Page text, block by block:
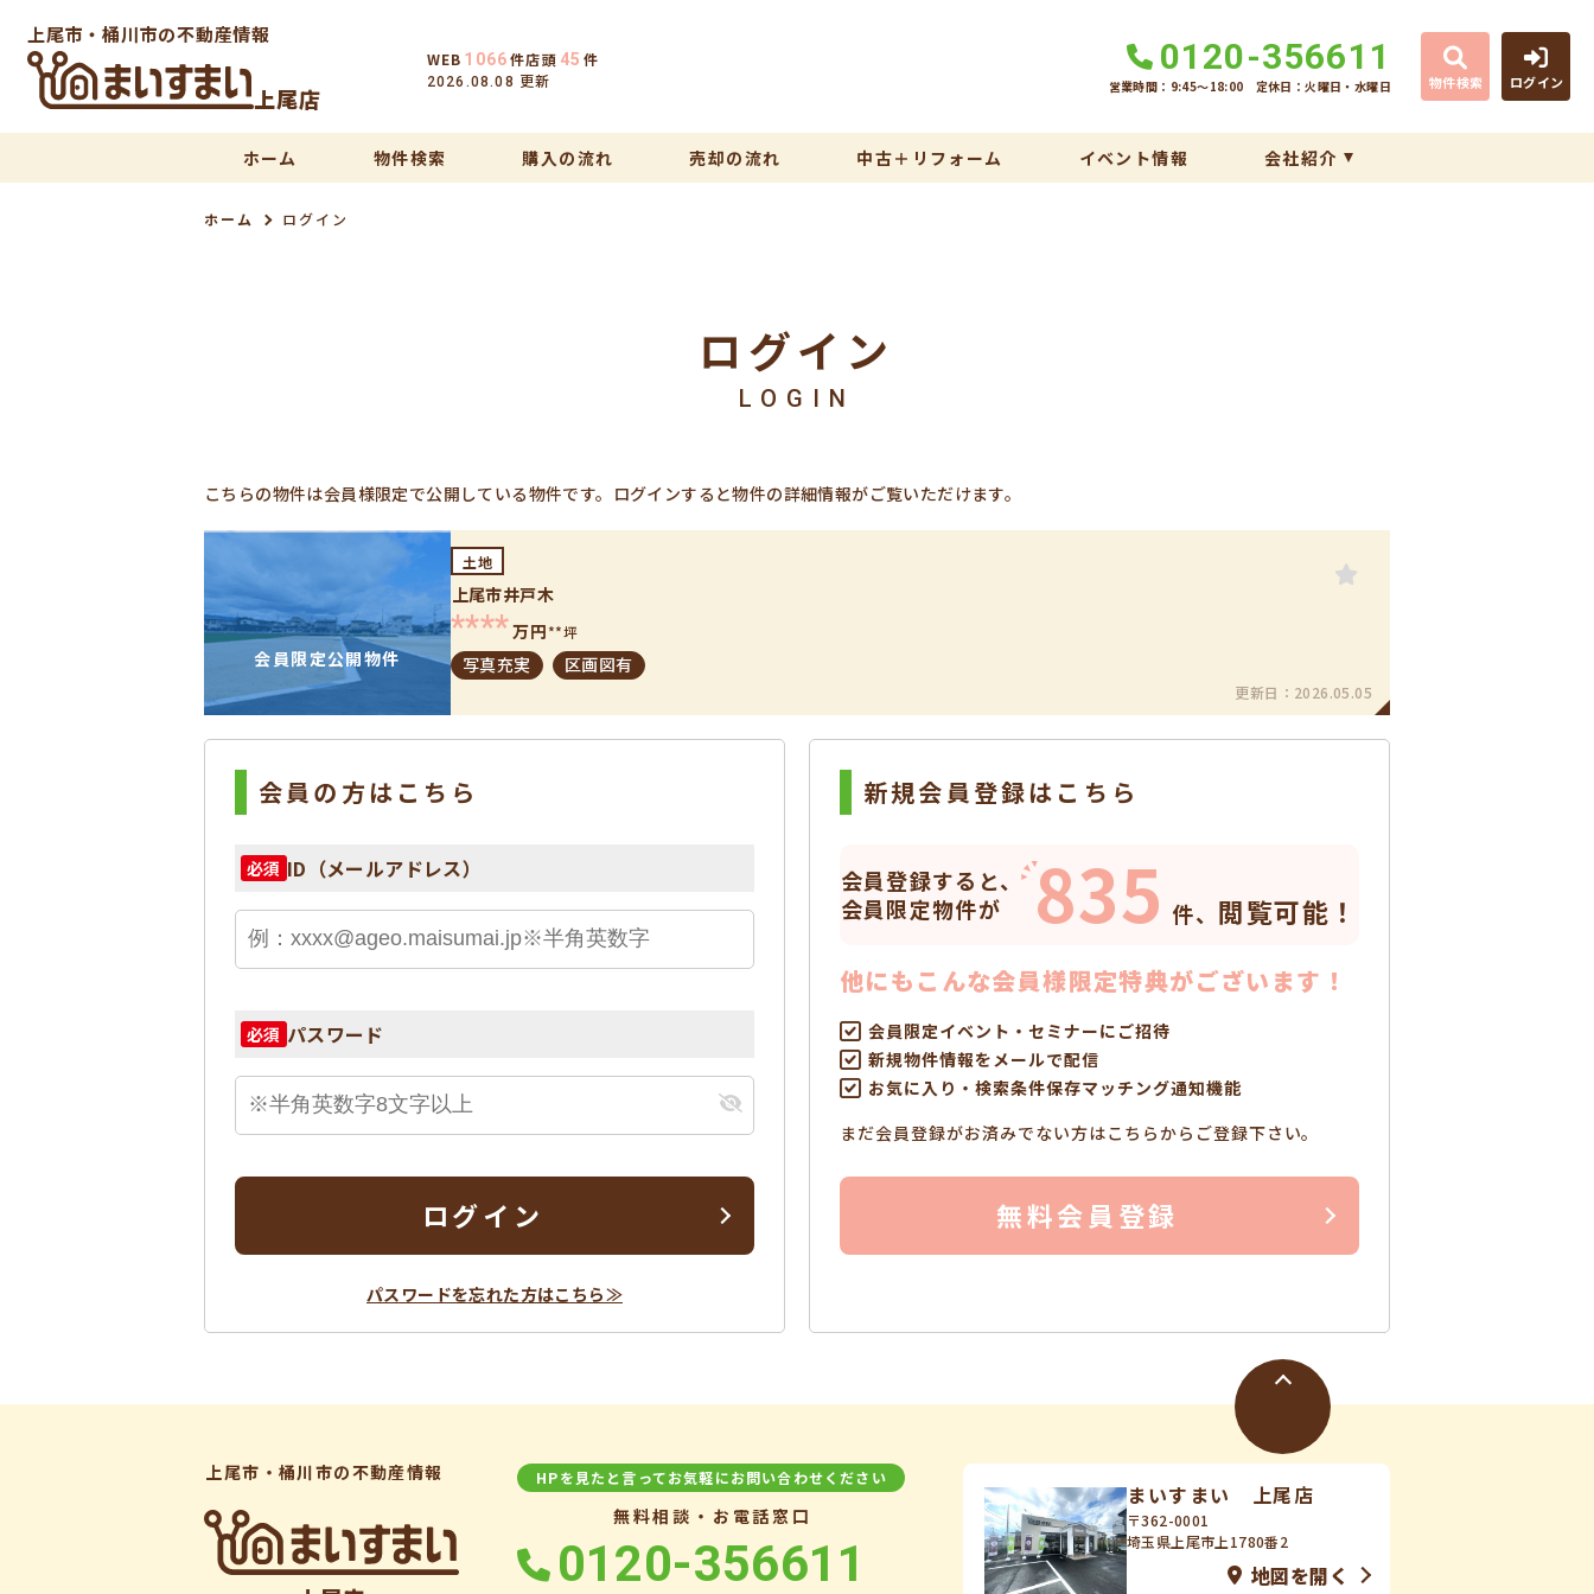
上尾市・桶川市の不動産情報
WEB 1066件店頭 45 件
2026.08.08 更新
上尾店
0120-356611
営業時間：9:45〜18:00 定休日：火曜日・水曜日 物件検索 ログイン
ホーム 物件検索 購入の流れ 売却の流れ 中古＋リフォーム イベント情報 会社紹介
ホーム ログイン
ログイン
LOGIN
こちらの物件は会員様限定で公開している物件です。ログインすると物件の詳細情報がご覧いただけます。
会員限定公開物件
土地
上尾市井戸木
****万円**坪
写真充実 区画図有
更新日： 2026.05.05
会員の方はこちら
必須 ID（メールアドレス）
必須 パスワード
ログイン
パスワードを忘れた方はこちら≫
新規会員登録はこちら
会員登録すると、
会員限定物件が
835 件、 閲覧可能！
他にもこんな会員様限定特典がございます！
会員限定イベント・セミナーにご招待
新規物件情報をメールで配信
お気に入り・検索条件保存マッチング通知機能
まだ会員登録がお済みでない方はこちらからご登録下さい。
無料会員登録
上尾市・桶川市の不動産情報 HPを見たと言ってお気軽にお問い合わせください
無料相談・お電話窓口
0120-356611
まいすまい 上尾店
〒362-0001
埼玉県上尾市上1780番2
地図を開く